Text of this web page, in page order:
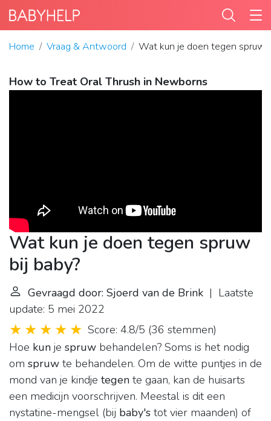
Home Vraag & Antwoord Wat kun je doen tegen spruw
How to Treat Oral Thrush in Newborns
Wat kun je doen tegen spruw
bij baby?
Gevraagd door: Sjoerd van de Brink | Laatste
update: 5 mei 2022
Score: 4.8/5 (36 stemmen)
Hoe kun je spruw behandelen? Soms is het nodig
om spruw te behandelen. Om de witte puntjes in de
mond van je kindje tegen te gaan, kan de huisarts
een medicijn voorschrijven. Meestal is dit een
nystatine-mengsel (bij baby's tot vier maanden) of